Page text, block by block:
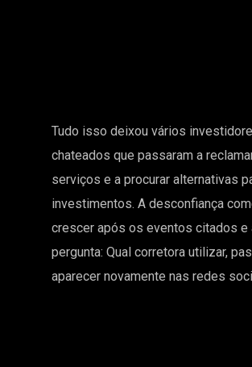
Tudo isso deixou vários
chateados que passaram a
serviços e a procurar alternativas
investimentos. A desconfiança
crescer após os eventos citados e
pergunta: Qual corretora utilizar,
aparecer novamente nas redes